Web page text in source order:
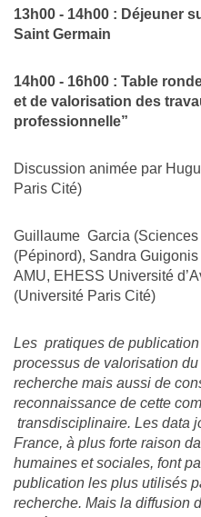
13h00 - 14h00 : Déjeuner
Saint Germain
14h00 - 16h00 : Table
et de valorisation des
professionnelle”
Discussion animée par
Paris Cité)
Guillaume Garcia
(Pépinord), Sandra
AMU, EHESS Université
(Université Paris Cité)
Les pratiques de
processus de valorisation
recherche mais aussi de
reconnaissance de cette
transdisciplinaire. Les data
France, à plus forte raison
humaines et sociales, font
publication les plus utilisés
recherche. Mais la diffusion